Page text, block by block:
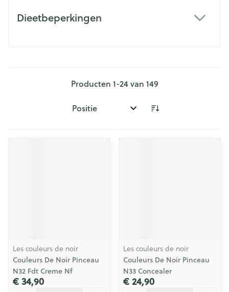
Dieetbeperkingen
Producten 1-24van 149
Sorteer op:
Les couleurs de noir
Couleurs De Noir Pinceau
N32 Fdt Creme Nf
€ 34,90
Les couleurs de noir
Couleurs De Noir Pinceau
N33 Concealer
€ 24,90